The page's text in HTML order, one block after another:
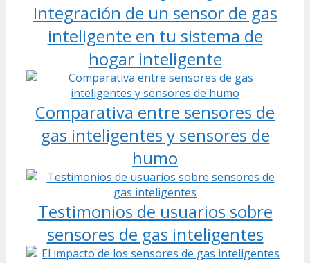
Integración de un sensor de gas
inteligente en tu sistema de
hogar inteligente
Comparativa entre sensores de
gas inteligentes y sensores de
humo
Testimonios de usuarios sobre
sensores de gas inteligentes